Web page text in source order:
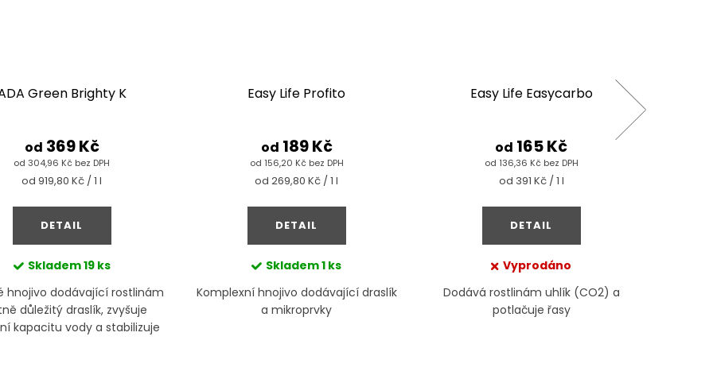
Green Brighty K
od 304,96 Kč bez DPH
od 369 Kč
Měrná
od 919,80 Kč / 1 l
DETAIL
Skladem19 ks
hnojivo dodávající rostlinám
důležitý draslík, zvyšuje
kapacitu vody a stabilizuje
Easy Life Profito
od 156,20 Kč bez DPH
od 189 Kč
Měrná
od 269,80 Kč / 1 l
DETAIL
Skladem1 ks
Komplexní hnojivo dodávající draslík
a mikroprvky
Easy Life Easycarbo
od 136,36 Kč bez DPH
od 165 Kč
Měrná
od 391 Kč / 1 l
DETAIL
Vyprodáno
Dodává rostlinám uhlík (CO2) a
potlačuje řasy